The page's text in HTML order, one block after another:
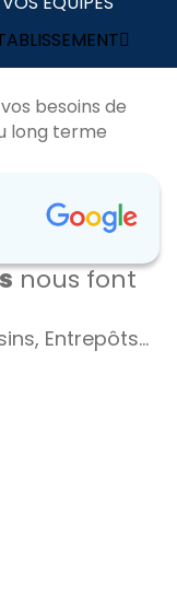
besoins de
long terme
nous font
Entrepôts…